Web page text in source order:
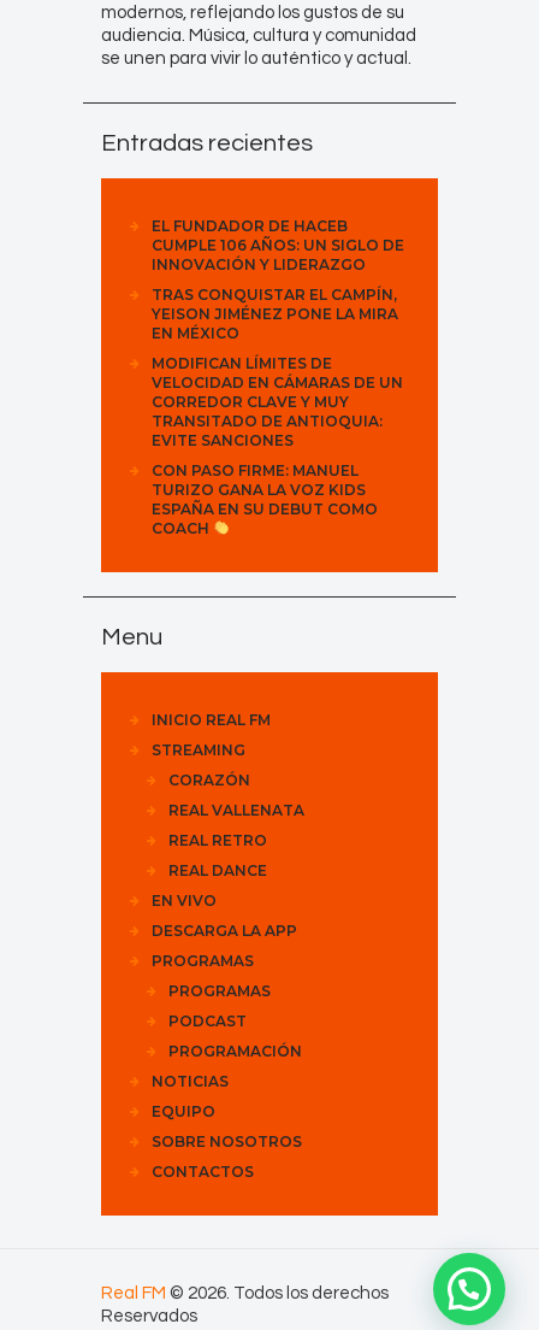
modernos, reflejando los gustos de su
audiencia. Música, cultura y comunidad
se unen para vivir lo auténtico y actual.
Entradas recientes
EL FUNDADOR DE HACEB
CUMPLE 106 AÑOS: UN SIGLO DE
INNOVACIÓN Y LIDERAZGO
TRAS CONQUISTAR EL CAMPÍN,
YEISON JIMÉNEZ PONE LA MIRA
EN MÉXICO
MODIFICAN LÍMITES DE
VELOCIDAD EN CÁMARAS DE UN
CORREDOR CLAVE Y MUY
TRANSITADO DE ANTIOQUIA:
EVITE SANCIONES
CON PASO FIRME: MANUEL
TURIZO GANA LA VOZ KIDS
ESPAÑA EN SU DEBUT COMO
COACH
Menu
INICIO REAL FM
STREAMING
CORAZÓN
REAL VALLENATA
REAL RETRO
REAL DANCE
EN VIVO
DESCARGA LA APP
PROGRAMAS
PROGRAMAS
PODCAST
PROGRAMACIÓN
NOTICIAS
EQUIPO
SOBRE NOSOTROS
CONTACTOS
Real FM © 2026. Todos los derechos
Reservados